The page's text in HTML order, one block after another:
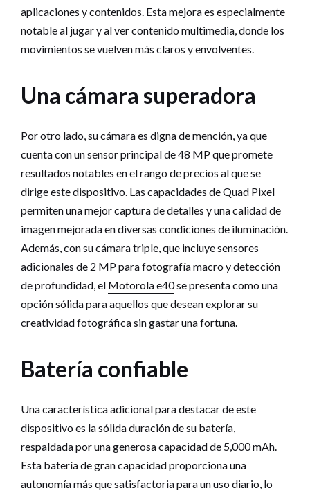
aplicaciones y contenidos. Esta mejora es especialmente
notable al jugar y al ver contenido multimedia, donde los
movimientos se vuelven más claros y envolventes.
Una cámara superadora
Por otro lado, su cámara es digna de mención, ya que
cuenta con un sensor principal de 48 MP que promete
resultados notables en el rango de precios al que se
dirige este dispositivo. Las capacidades de Quad Pixel
permiten una mejor captura de detalles y una calidad de
imagen mejorada en diversas condiciones de iluminación.
Además, con su cámara triple, que incluye sensores
adicionales de 2 MP para fotografía macro y detección
de profundidad, el Motorola e40se presenta como una
opción sólida para aquellos que desean explorar su
creatividad fotográfica sin gastar una fortuna.
Batería confiable
Una característica adicional para destacar de este
dispositivo es la sólida duración de su batería,
respaldada por una generosa capacidad de 5,000 mAh.
Esta batería de gran capacidad proporciona una
autonomía más que satisfactoria para un uso diario, lo